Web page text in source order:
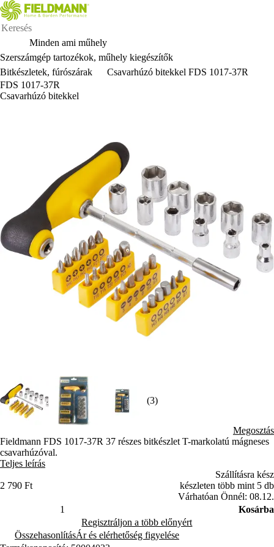
Minden ami műhely
Szerszámgép tartozékok, műhely kiegészítők
Bitkészletek, fúrószárak
Csavarhúzó bitekkel FDS 1017-37R
FDS 1017-37R
Csavarhúzó bitekkel
(3)
Megosztás
Fieldmann FDS 1017-37R 37 részes bitkészlet T-markolatú mágneses
csavarhúzóval.
Teljes leírás
2 790 Ft
Szállításra kész
készleten több mint 5 db
Várhatóan Önnél: 08.12.
Kosárba
Regisztráljon a több előnyért
ÖsszehasonlításÁr és elérhetőség figyelése